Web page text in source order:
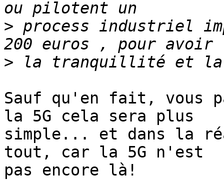
> process industriel
>
Sauf qu'en fait, vous
la 5G cela sera plus
simple... et dans la
tout, car la 5G n'est
pas encore là!